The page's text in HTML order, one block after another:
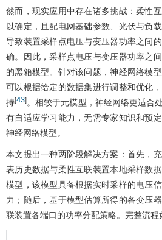
然而，现实应用中存在诸多挑战：柔性
以确定，且配电网基础参数、光伏与负
导致装置采样点电压与变压器功率之间
确。因此，采样点电压与变压器功率之
的黑箱模型。针对该问题，神经网络模
可以根据给定的数据集进行调整和优化
持[43]。相较于元模型，神经网络更适合
有自适应学习能力，无需专家知识和预
神经网络模型。
本文提出一种两阶段解决方案：首先，
表历史数据与柔性互联装置本地采样数
模型，该模型具备根据实时采样的电压
力；随后，基于模型估算所得的各变压
联装置各端口的功率分配策略。完整流程